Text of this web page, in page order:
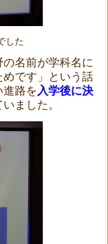
した
の名前が学科名に
めです」という話
進路を 入学後に決
ました。